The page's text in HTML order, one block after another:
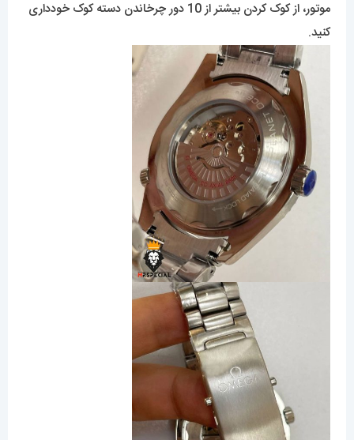
موتور، از کوک کردن بیشتر از 10 دور چرخاندن دسته کوک خودداری
کنید.